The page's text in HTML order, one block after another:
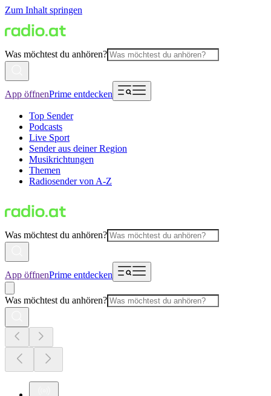
Zum Inhalt springen
Was möchtest du anhören?
App öffnenPrime entdecken
Top Sender
Podcasts
Live Sport
Sender aus deiner Region
Musikrichtungen
Themen
Radiosender von A-Z
Was möchtest du anhören?
App öffnenPrime entdecken
Was möchtest du anhören?